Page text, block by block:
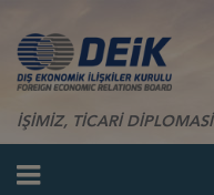
İŞİMİZ, TİCARİ DİPLOMASİ